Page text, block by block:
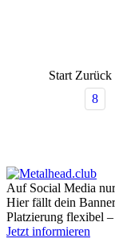
Start Zurück
8
Auf Social Media
Hier fällt dein
Platzierung flexibel
Jetzt informieren